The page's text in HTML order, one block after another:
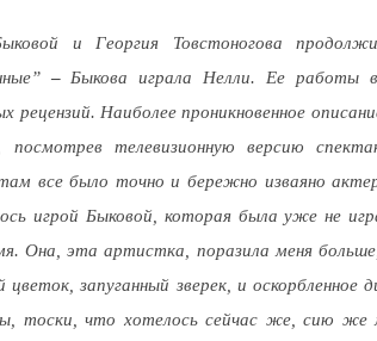
и Георгия Товстоногова
–Быкова играла Нелли. Ее работы в
Наиболее проникновенное
посмотрев телевизионную версию
все было точно и бережно изваяно
игрой Быковой, которая была уже не
Она, эта артистка, поразила меня
цветок, запуганный зверек, и
тоски, что хотелось сейчас же, сию же